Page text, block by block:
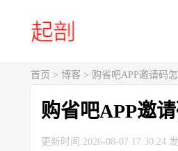
首页 > 博客 > 购省吧APP邀请码
购省吧APP邀
更新时间:2026-08-07 17:30:24